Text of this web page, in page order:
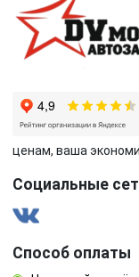
ценам, ваша
Социальные
Способ оплаты